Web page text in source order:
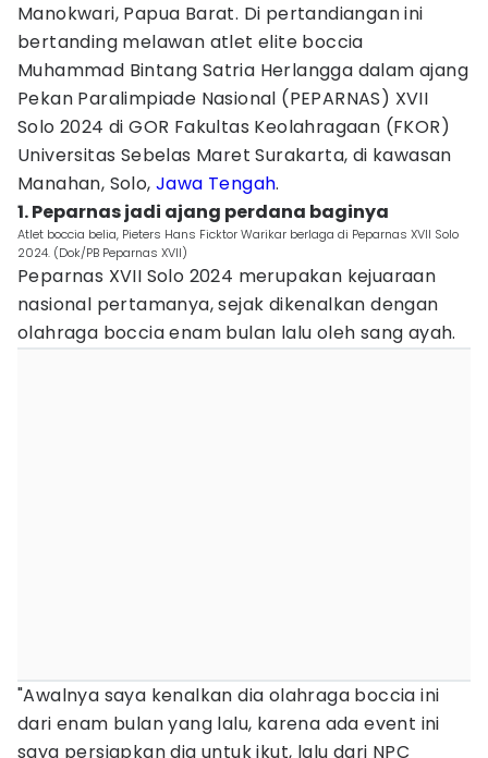
Manokwari, Papua Barat. Di pertandiangan ini
bertanding melawan atlet elite boccia
Muhammad Bintang Satria Herlangga dalam ajang
Pekan Paralimpiade Nasional (PEPARNAS) XVII
Solo 2024 di GOR Fakultas Keolahragaan (FKOR)
Universitas Sebelas Maret Surakarta, di kawasan
Manahan, Solo,Jawa Tengah.
1. Peparnas jadi ajang perdana baginya
Atlet boccia belia, Pieters Hans Ficktor Warikar berlaga di Peparnas XVII Solo
2024. (Dok/PB Peparnas XVII)
Peparnas XVII Solo 2024 merupakan kejuaraan
nasional pertamanya, sejak dikenalkan dengan
olahraga boccia enam bulan lalu oleh sang ayah.
"Awalnya saya kenalkan dia olahraga boccia ini
dari enam bulan yang lalu, karena ada event ini
saya persiapkan dia untuk ikut, lalu dari NPC